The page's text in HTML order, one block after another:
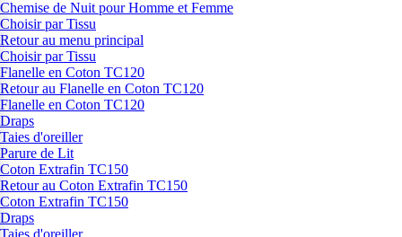
Chemise de Nuit pour Homme et Femme
Choisir par Tissu
Retour au menu principal
Choisir par Tissu
Flanelle en Coton TC120
Retour au Flanelle en Coton TC120
Flanelle en Coton TC120
Draps
Taies d'oreiller
Parure de Lit
Coton Extrafin TC150
Retour au Coton Extrafin TC150
Coton Extrafin TC150
Draps